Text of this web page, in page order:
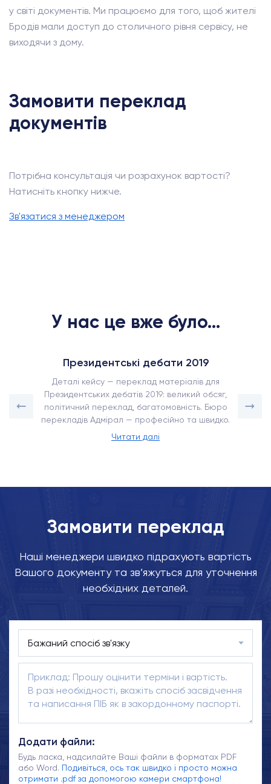
у світі документів. Ми працюємо для того, щоб жителі
Бродів мали доступ до столичного рівня сервісу, не
виходячи з дому.
Замовити переклад
документів
Потрібна консультація чи розрахунок вартості?
Натисніть кнопку нижче.
Зв'язатися з менеджером
У нас це вже було...
Президентські дебати 2019
Деталі кейсу — переклад матеріалів для
Президентських дебатів 2019: великий обсяг,
політичний переклад, багатомовність. Бюро
перекладів Адмірал — професійно та швидко.
Читати далі
Замовити переклад
Наші менеджери швидко підрахують вартість
Вашого документу та зв’яжуться для уточнення
необхідних деталей.
Додати файли:
Будь ласка, надсилайте Ваші файли в форматах PDF
або Word. Подивіться, ось так швидко і просто можна
отримати .pdf за допомогою камери смартфона!